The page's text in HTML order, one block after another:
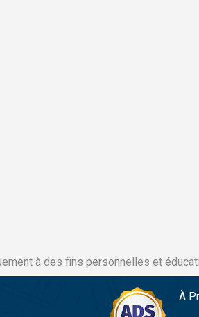
à des fins personnelles et
À